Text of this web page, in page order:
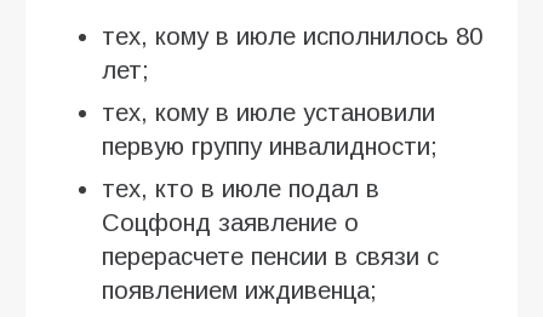
тех, кому в июле исполнилось 80
лет;
тех, кому в июле установили
первую группу инвалидности;
тех, кто в июле подал в
Соцфонд заявление о
перерасчете пенсии в связи с
появлением иждивенца;